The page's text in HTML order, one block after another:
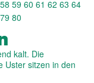
58 59 60 61 62 63 64
79 80
kalt. Die
Uster sitzen in den